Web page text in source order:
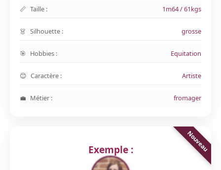
Taille : 1m64 / 61kgs
Silhouette : grosse
Hobbies : Equitation
Caractère : Artiste
Métier : fromager
Exemple :